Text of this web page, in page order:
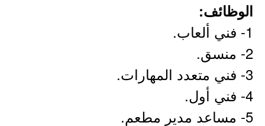
الوظائف:
1- فني ألعاب.
2- منسق.
3- فني متعدد المهارات.
4- فني أول.
5- مساعد مدير مطعم.